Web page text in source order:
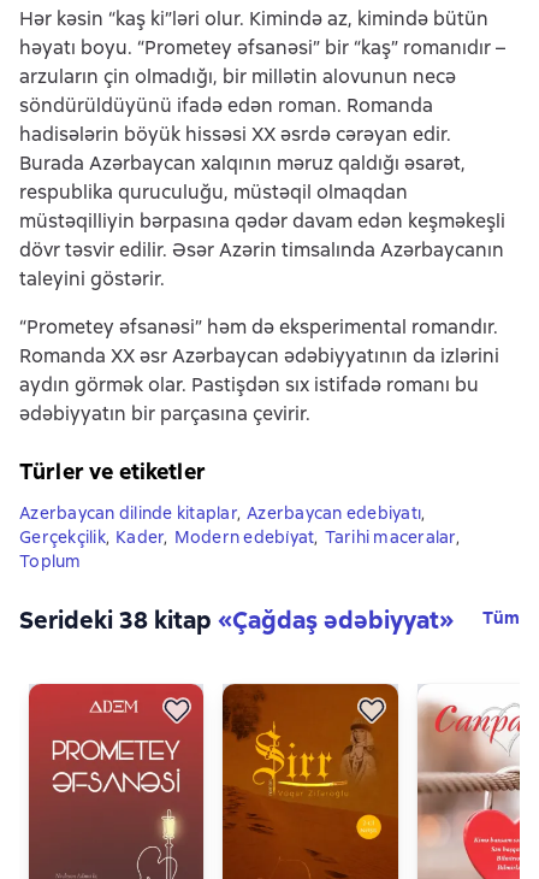
Hər kəsin “kaş ki”ləri olur. Kimində az, kimində bütün
həyatı boyu. “Prometey əfsanəsi” bir “kaş” romanıdır –
arzuların çin olmadığı, bir millətin alovunun necə
söndürüldüyünü ifadə edən roman. Romanda
hadisələrin böyük hissəsi XX əsrdə cərəyan edir.
Burada Azərbaycan xalqının məruz qaldığı əsarət,
respublika quruculuğu, müstəqil olmaqdan
müstəqilliyin bərpasına qədər davam edən keşməkeşli
dövr təsvir edilir. Əsər Azərin timsalında Azərbaycanın
taleyini göstərir.
“Prometey əfsanəsi” həm də eksperimental romandır.
Romanda XX əsr Azərbaycan ədəbiyyatının da izlərini
aydın görmək olar. Pastişdən sıx istifadə romanı bu
ədəbiyyatın bir parçasına çevirir.
Türler ve etiketler
Azerbaycan dilinde kitaplar, Azerbaycan edebiyatı,
Gerçekçilik, Kader, Modern edebi̇yat, Tarihi maceralar,
Toplum
Serideki 38 kitap «Çağdaş ədəbiyyat» Tüm